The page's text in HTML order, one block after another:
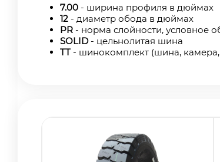
7.00 - ширина профиля в дюймах
12 - диаметр обода в дюймах
PR - норма слойности, условное
SOLID- цельнолитая шина
TT- шинокомплект (шина, камера,